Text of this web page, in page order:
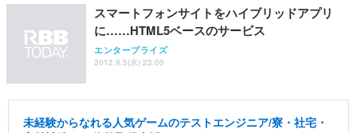
スマートフォンサイトをハイブリッドアプリ
に……HTML5ベースのサービス
エンタープライズ
2012.9.5(水) 23:00
未経験からなれる人気ゲームのテストエンジニア/寮・社宅・